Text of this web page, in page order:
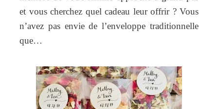
et vous cherchez quel cadeau leur offrir ? Vous
n’avez pas envie de l’enveloppe traditionnelle
que…